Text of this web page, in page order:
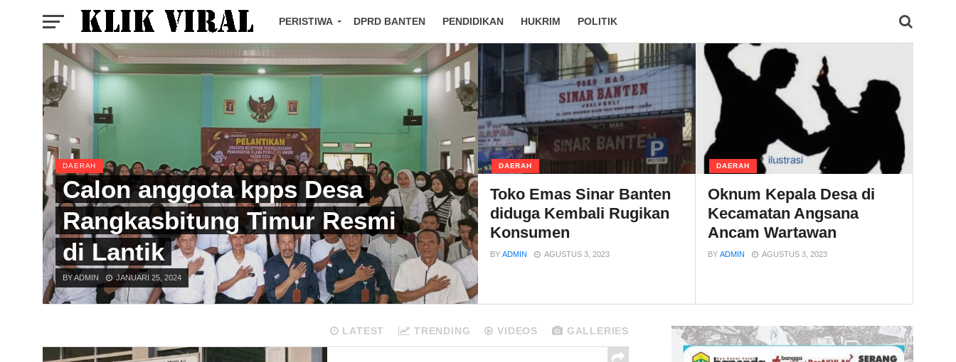
PERISTIWA DPRD BANTEN PENDIDIKAN HUKRIM POLITIK
DAERAH
Calon anggota kpps Desa
Rangkasbitung Timur Resmi
di Lantik
BY ADMIN JANUARI 25, 2024
DAERAH
Toko Emas Sinar Banten
diduga Kembali Rugikan
Konsumen
BYADMIN AGUSTUS 3, 2023
DAERAH
Oknum Kepala Desa di
Kecamatan Angsana
Ancam Wartawan
BYADMIN AGUSTUS 3, 2023
LATEST TRENDING VIDEOS GALLERIES